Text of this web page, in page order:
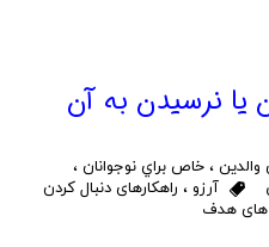
یا نرسیدن به آن
والدين ، خاص براي نوجوانان ،
آرزو ، راهکارهای دنبال کردن
های هدف